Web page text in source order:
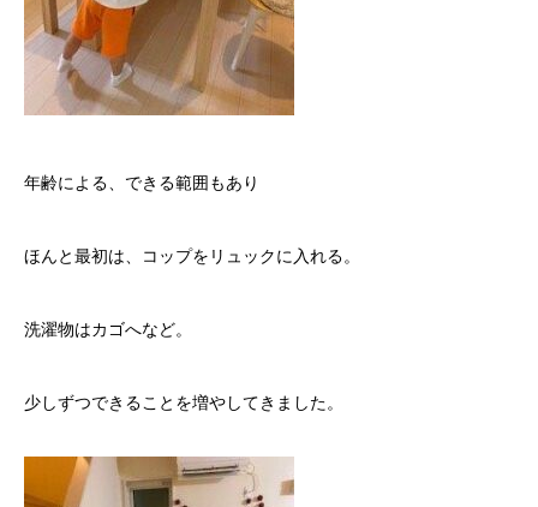
年齢による、できる範囲もあり
ほんと最初は、コップをリュックに入れる。
洗濯物はカゴへなど。
少しずつできることを増やしてきました。